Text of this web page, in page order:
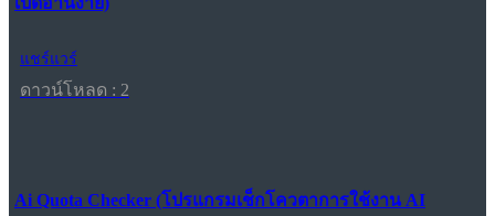
แชร์แวร์
ดาวน์โหลด : 2
Ai Quota Checker (โปรแกรมเช็กโควตาการใช้งาน AI